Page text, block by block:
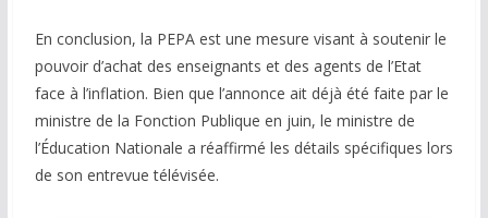
En conclusion, la PEPA est une mesure visant à soutenir le
pouvoir d’achat des enseignants et des agents de l’Etat
face à l’inflation. Bien que l’annonce ait déjà été faite par le
ministre de la Fonction Publique en juin, le ministre de
l’Éducation Nationale a réaffirmé les détails spécifiques lors
de son entrevue télévisée.